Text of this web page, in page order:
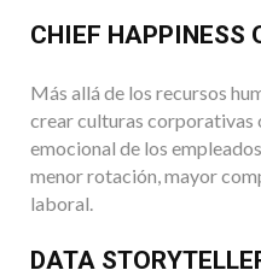
CHIEF HAPPINESS
Más allá de los recursos
crear culturas corporativas
emocional de los
menor rotación, mayor
laboral.
DATA